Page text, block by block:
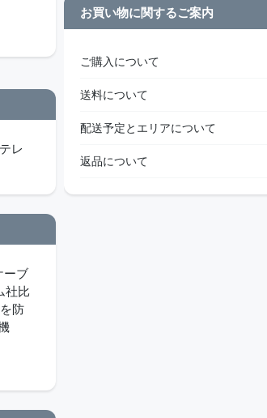
レ
ーブ
社比
防
お買い物に関するご案内
ご購入について
送料について
配送予定とエリアについて
返品について